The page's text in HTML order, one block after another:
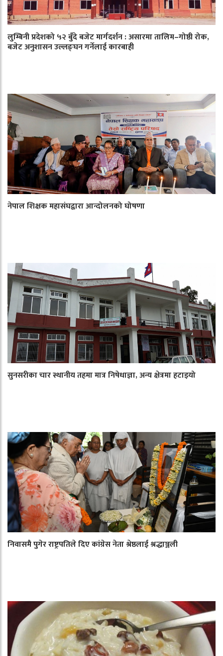
लुम्बिनी प्रदेशको ५२ बुँदे बजेट मार्गदर्शन : असारमा तालिम–गोष्ठी रोक,
बजेट अनुशासन उल्लङ्घन गर्नेलाई कारबाही
नेपाल शिक्षक महासंघद्वारा आन्दोलनको घोषणा
सुनसरीका चार स्थानीय तहमा मात्र निषेधाज्ञा, अन्य क्षेत्रमा हटाइयो
निवासमै पुगेर राष्ट्रपतिले दिए कांग्रेस नेता श्रेष्ठलाई श्रद्धाञ्जली